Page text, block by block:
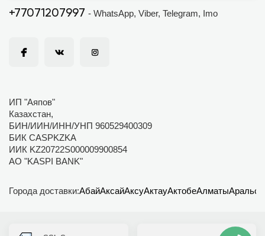
+77071207997 - WhatsApp, Viber, Telegram, Imo
ИП "Аяпов"
Казахстан,
БИН/ИИН/ИНН/УНП 960529400309
БИК CASPKZKA
ИИК KZ20722S000009900854
АО "KASPI BANK"
Города доставки:АбайАксайАксуАктауАктобеАлматыАральск